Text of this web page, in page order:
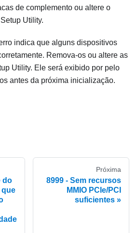
de complemento ou altere o
Utility.
indica que alguns dispositivos
Remova-os ou altere as
Utility. Ele será exibido por pelo
antes da próxima inicialização.
do
que
Próxima
8999 - Sem recursos
MMIO PCIe/PCI
suficientes